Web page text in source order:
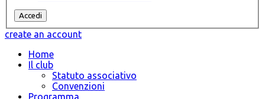
create an account
Home
Il club
Statuto associativo
Convenzioni
Programma